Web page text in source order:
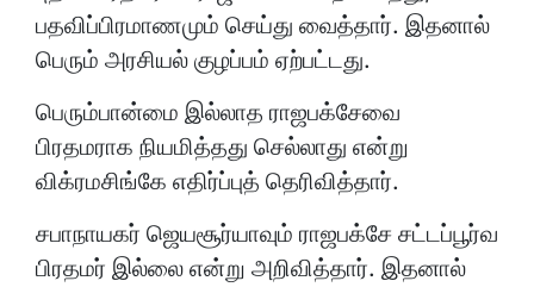
பதவிப்பிரமாணமும் செய்து வைத்தார். இதனால்
பெரும் அரசியல் குழப்பம் ஏற்பட்டது.
பெரும்பான்மை இல்லாத ராஜபக்சேவை
பிரதமராக நியமித்தது செல்லாது என்று
விக்ரமசிங்கே எதிர்ப்புத் தெரிவித்தார்.
சபாநாயகர் ஜெயசூர்யாவும் ராஜபக்சே சட்டப்பூர்வ
பிரதமர் இல்லை என்று அறிவித்தார். இதனால்